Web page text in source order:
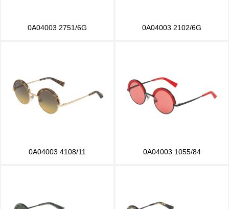
0A04003 2751/6G 0A04003 2102/6G
0A04003 4108/11 0A04003 1055/84